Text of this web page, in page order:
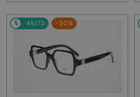
48/72 -20%